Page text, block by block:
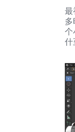
最
多
个
什